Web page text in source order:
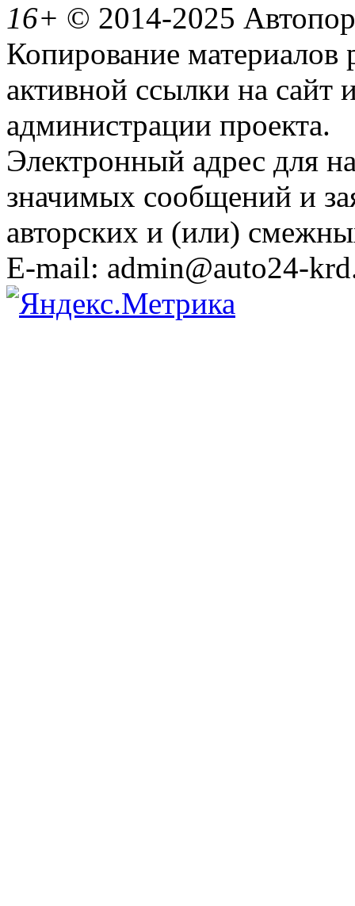
16+ © 2014-2025
Копирование материалов
активной ссылки на сайт
администрации проекта.
Электронный адрес для
значимых сообщений и
авторских и (или)
E-mail: admin@auto24-